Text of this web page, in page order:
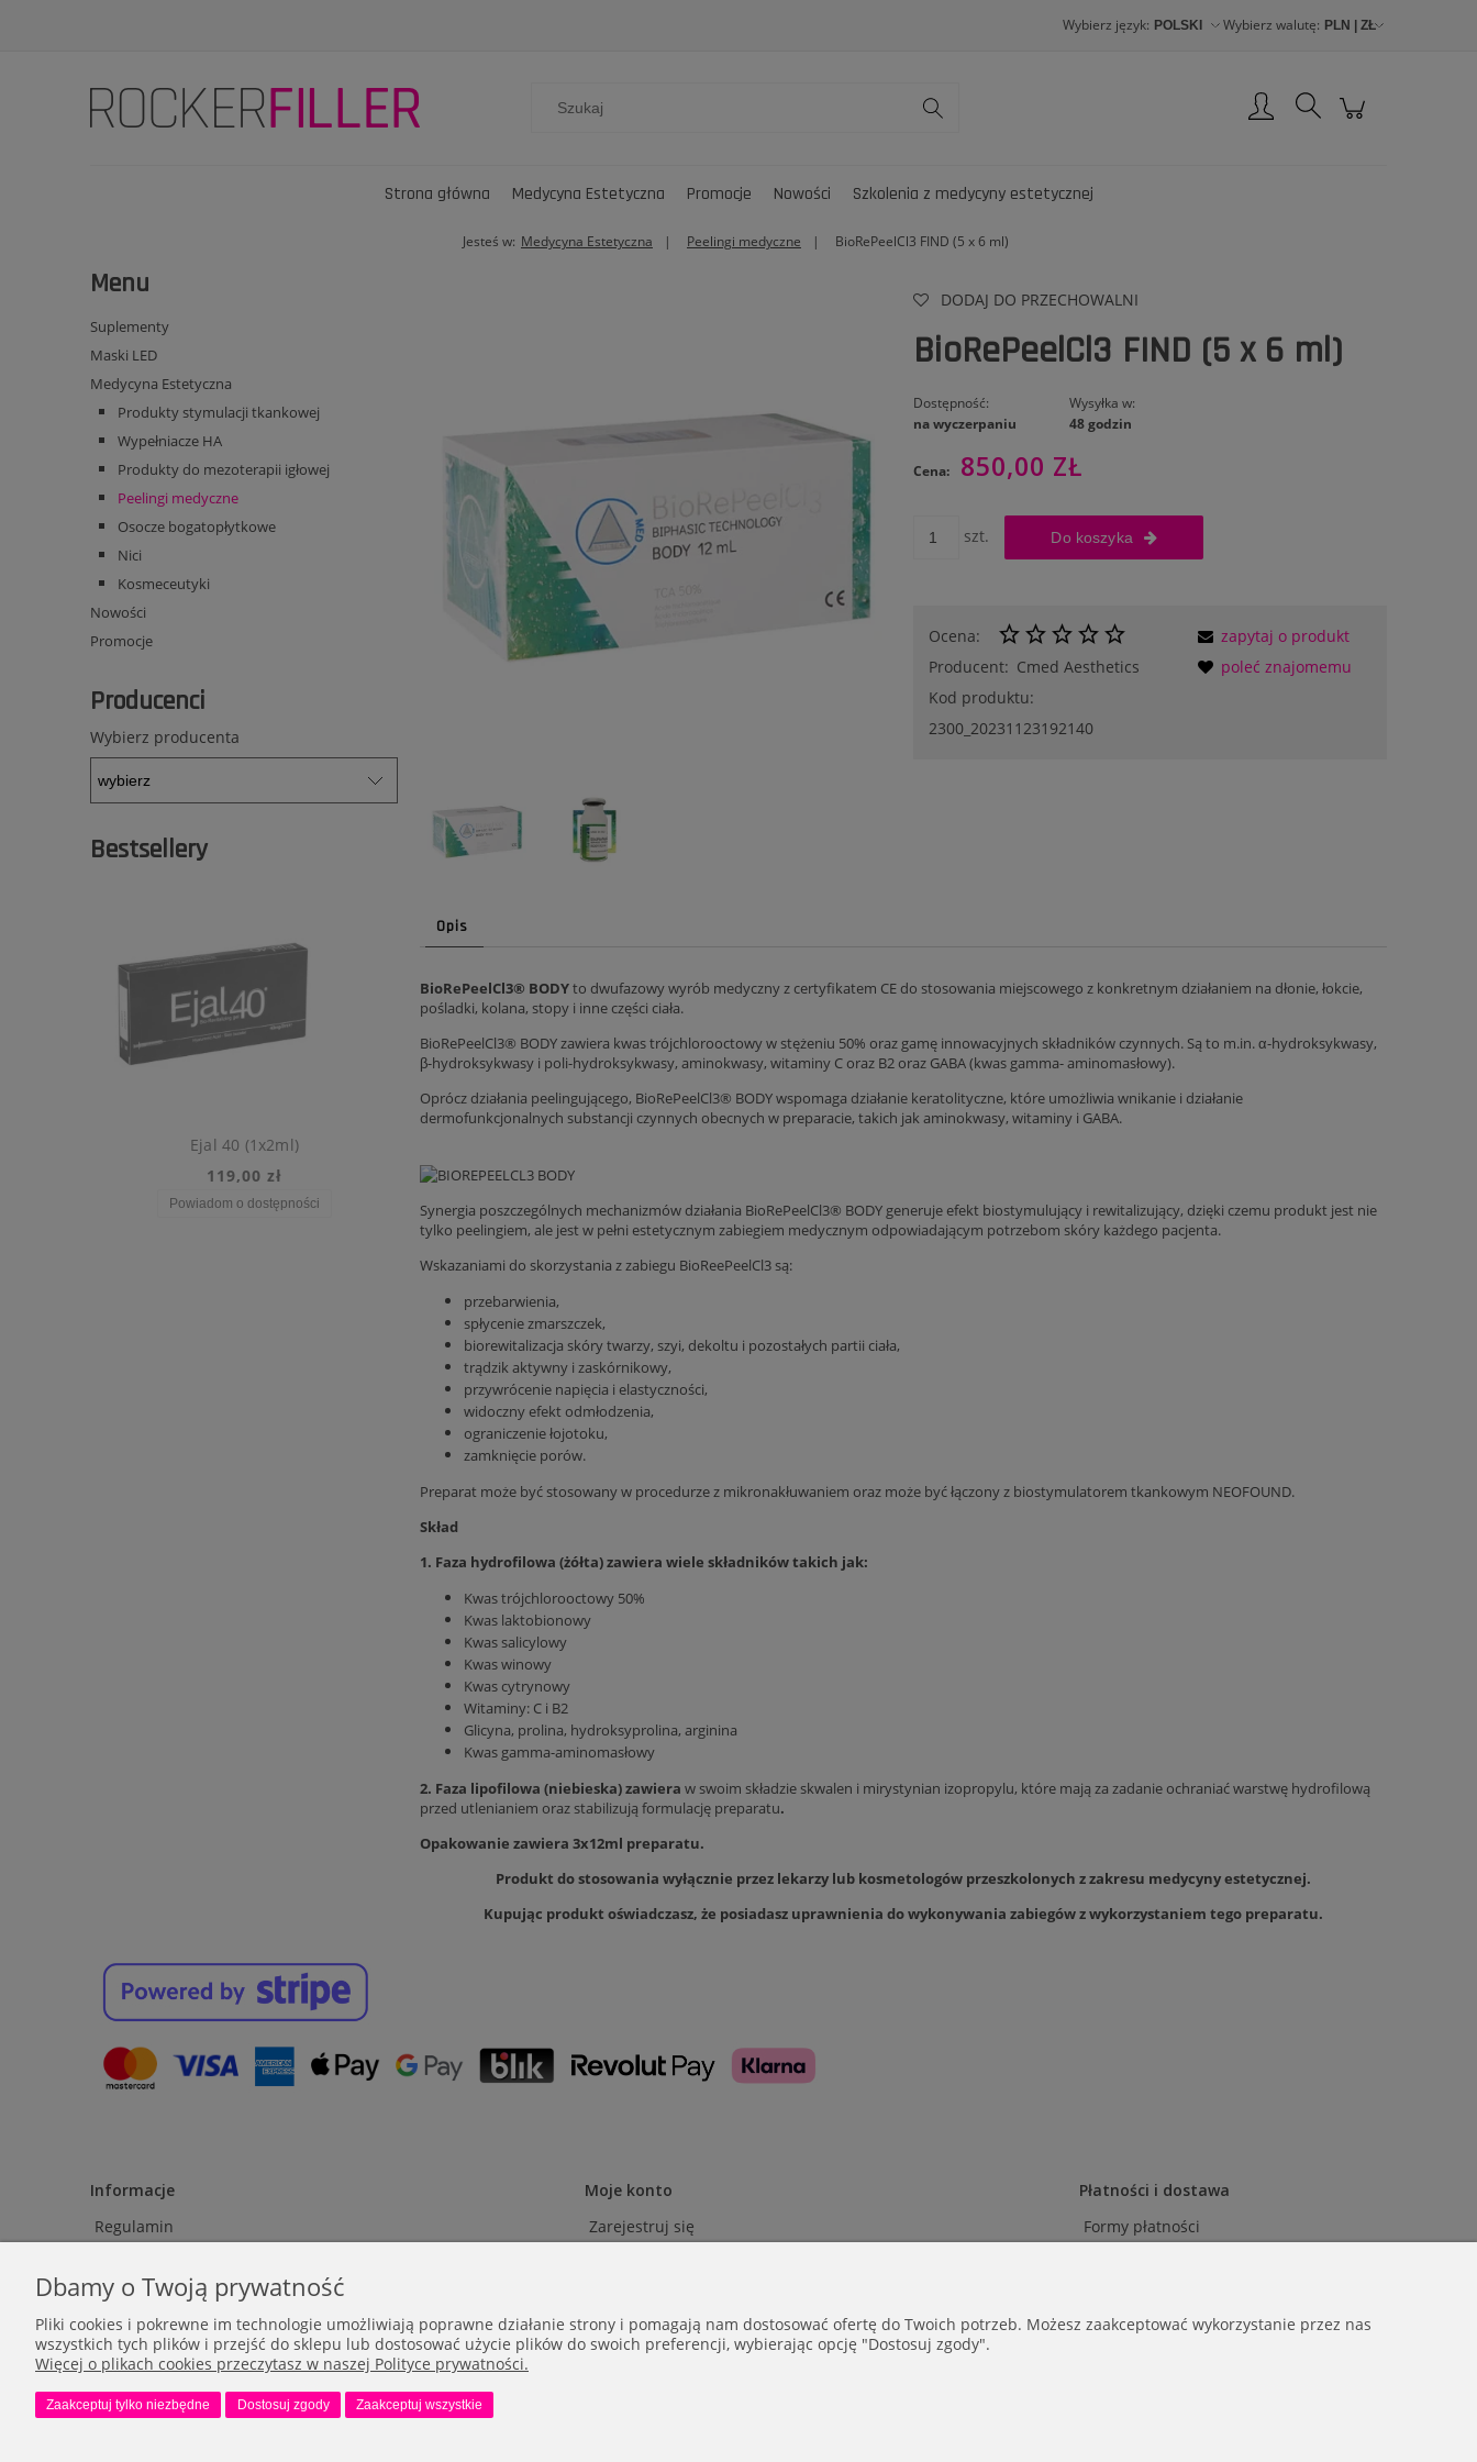
Wybierz język: Wybierz walutę:
Strona główna Medycyna Estetyczna Promocje Nowości Szkolenia z medycyny estetycznej
Jesteś w: Medycyna Estetyczna Peelingi medyczne BioRePeelCl3 FIND (5 x 6 ml)
Menu
Suplementy
Maski LED
Medycyna Estetyczna
Produkty stymulacji tkankowej
Wypełniacze HA
Produkty do mezoterapii igłowej
Peelingi medyczne
Osocze bogatopłytkowe
Nici
Kosmeceutyki
Nowości
Promocje
Producenci
Wybierz producenta
Bestsellery
Ejal 40 (1x2ml)
119,00 zł
Powiadom o dostępności
349,00 zł
Do koszyka Do koszyka Do koszyka
DODAJ DO PRZECHOWALNI
BioRePeelCl3 FIND (5 x 6 ml)
Dostępność:
na wyczerpaniu
Wysyłka w:
48 godzin
Cena: 850,00 ZŁ
szt. Do koszyka
Ocena:
Producent: Cmed Aesthetics
Kod produktu:
2300_20231123192140
zapytaj o produkt
poleć znajomemu
Opis
BioRePeelCl3® BODYto dwufazowy wyrób medyczny z certyfikatem CE do stosowania miejscowego z konkretnym działaniem na dłonie, łokcie,
pośladki, kolana, stopy i inne części ciała.
BioRePeelCl3® BODY zawiera kwas trójchlorooctowy w stężeniu 50% oraz gamę innowacyjnych składników czynnych. Są to m.in. α-hydroksykwasy,
β-hydroksykwasy i poli-hydroksykwasy, aminokwasy, witaminy C oraz B2 oraz GABA (kwas gamma- aminomasłowy).
Oprócz działania peelingującego, BioRePeelCl3® BODY wspomaga działanie keratolityczne, które umożliwia wnikanie i działanie
dermofunkcjonalnych substancji czynnych obecnych w preparacie, takich jak aminokwasy, witaminy i GABA.
Synergia poszczególnych mechanizmów działania BioRePeelCl3® BODY generuje efekt biostymulujący i rewitalizujący, dzięki czemu produkt jest nie
tylko peelingiem, ale jest w pełni estetycznym zabiegiem medycznym odpowiadającym potrzebom skóry każdego pacjenta.
Wskazaniami do skorzystania z zabiegu BioReePeelCl3 są:
przebarwienia,
spłycenie zmarszczek,
biorewitalizacja skóry twarzy, szyi, dekoltu i pozostałych partii ciała,
trądzik aktywny i zaskórnikowy,
przywrócenie napięcia i elastyczności,
widoczny efekt odmłodzenia,
ograniczenie łojotoku,
zamknięcie porów.
Preparat może być stosowany w procedurze z mikronakłuwaniem oraz może być łączony z biostymulatorem tkankowym NEOFOUND.
Skład
1. Faza hydrofilowa (żółta) zawiera wiele składników takich jak:
Kwas trójchlorooctowy 50%
Kwas laktobionowy
Kwas salicylowy
Kwas winowy
Kwas cytrynowy
Witaminy: C i B2
Glicyna, prolina, hydroksyprolina, arginina
Kwas gamma-aminomasłowy
2. Faza lipofilowa (niebieska)zawiera w swoim składzie skwalen i mirystynian izopropylu, które mają za zadanie ochraniać warstwę hydrofilową
przed utlenianiem oraz stabilizują formulację preparatu.
Opakowanie zawiera 3x12ml preparatu.
Produkt do stosowania wyłącznie przez lekarzy lub kosmetologów przeszkolonych z zakresu medycyny estetycznej.
Kupując produkt oświadczasz, że posiadasz uprawnienia do wykonywania zabiegów z wykorzystaniem tego preparatu.
Informacje
Regulamin
Kontakt
Moje konto
Zarejestruj się
Płatności i dostawa
Formy płatności
Dbamy o Twoją prywatność
Pliki cookies i pokrewne im technologie umożliwiają poprawne działanie strony i pomagają nam dostosować ofertę do Twoich potrzeb. Możesz zaakceptować wykorzystanie przez nas
wszystkich tych plików i przejść do sklepu lub dostosować użycie plików do swoich preferencji, wybierając opcję "Dostosuj zgody".
Więcej o plikach cookies przeczytasz w naszej Polityce prywatności.
Zaakceptuj tylko niezbędne Dostosuj zgody Zaakceptuj wszystkie